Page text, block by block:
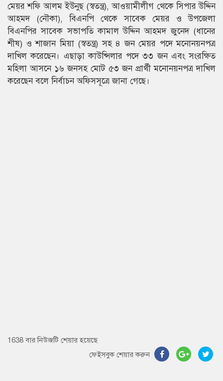
মেয়র শফি আলম ইউনুছ (স্বতন্ত্র), আওয়ামীলীগ থেকে সিপার উদ্দিন
আহমদ (নৌকা), বিএনপি থেকে সাবেক মেয়র ও উপজেলা
বিএনপির সাবেক সভাপতি কামাল উদ্দিন আহমদ জুনেদ (ধানের
শীষ) ও শাজান মিয়া (স্বতন্ত্র) সহ ৪ জন মেয়র পদে মনোনয়নপত্র
দাখিল করেছেন। এছাড়া কাউন্সিলার পদে ৩৩ জন এবং সংরক্ষিত
মহিলা আসনে ১৬ জনসহ মোট ৫৩ জন প্রার্থী মনোনয়নপত্র দাখিল
করেছেন বলে নির্বাচন অফিসসূত্রে জানা গেছে।
1638 বার নিউজটি শেয়ার হয়েছে
ফেইসবুক শেয়ার করুন